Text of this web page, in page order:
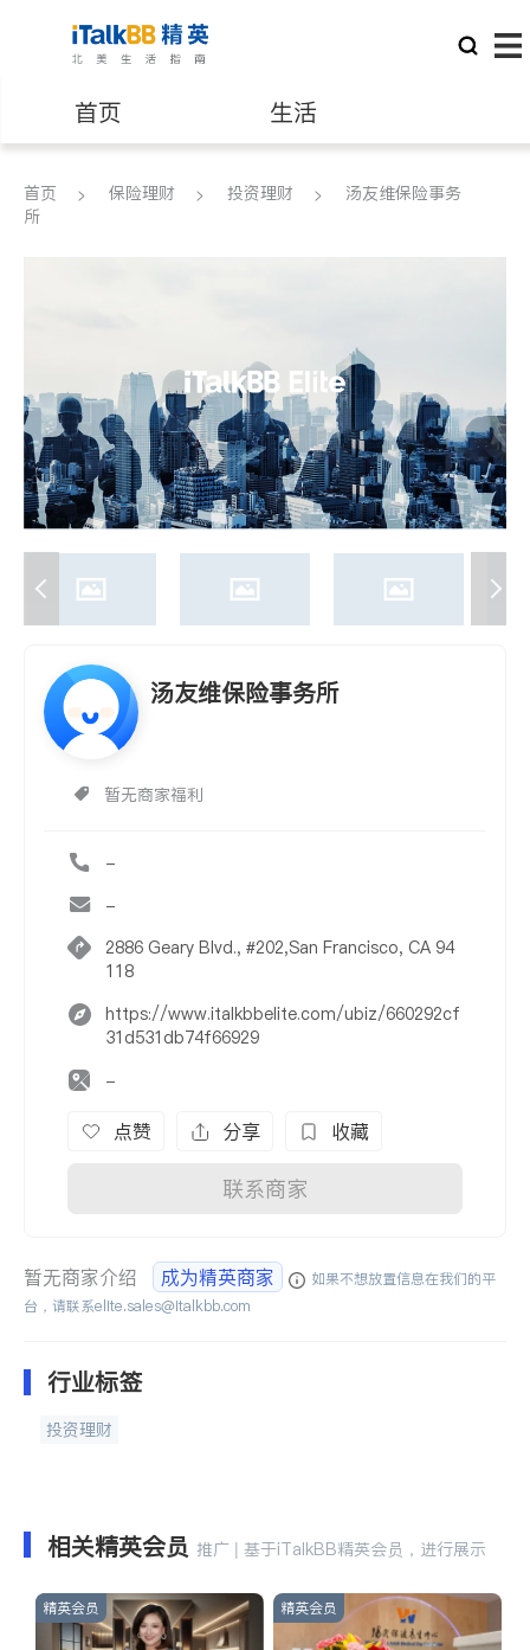
首页 生活
医生 律师
养老 非盈利组织
首页 保险理财 投资理财
汤友维保险事务
所
汤友维保险事务所
暂无商家福利
-
-
2886 Geary Blvd., #202,San Francisco, CA 94
118
https://www.italkbbelite.com/ubiz/660292cf
31d531db74f66929
-
点赞 分享 收藏
联系商家
暂无商家介绍 成为精英商家
如果不想放置信息在我们的平
台，请联系elite.sales@italkbb.com
行业标签
投资理财
相关精英会员 推广 | 基于iTalkBB精英会员，进行展示
精英会员 精英会员